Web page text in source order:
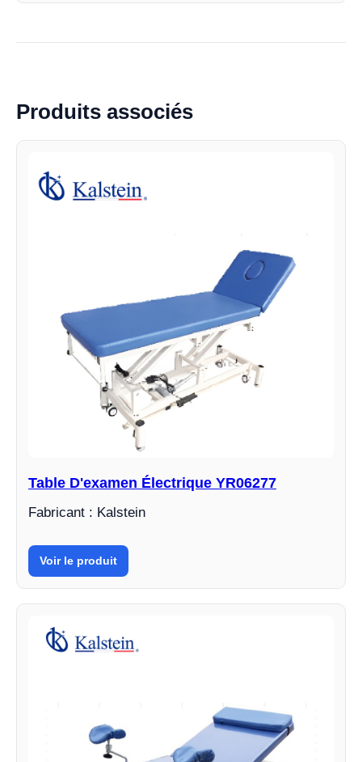
Produits associés
Table D'examen Électrique YR06277
Fabricant : Kalstein
Voir le produit